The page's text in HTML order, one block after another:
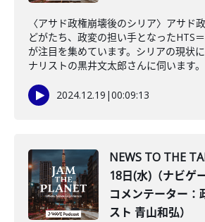
〈アサド政権崩壊後のシリア〉アサド
どがたち、政変の担い手となったHTS
が注目を集めています。シリアの現状
ナリストの黒井文太郎さんに伺います。
2024.12.19 |00:09:13
NEWS TO THE
18日(水)（ナビゲ
コメンテーター：
スト 青山和弘）